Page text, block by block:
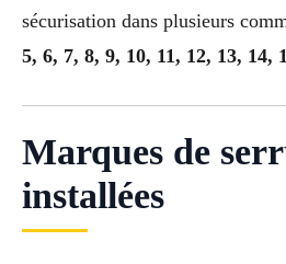
sécurisation dans plusieurs
5, 6, 7, 8, 9, 10, 11, 12, 13, 14,
Marques de
installées